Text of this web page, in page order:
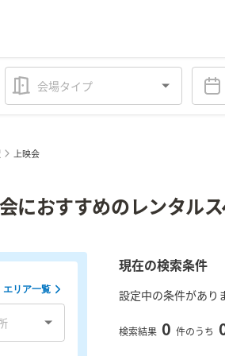
会場タイプ
上映会
におすすめのレンタル
現在の検索条件
設定中の条件があり
検索結果 0 件のうち
エリア一覧